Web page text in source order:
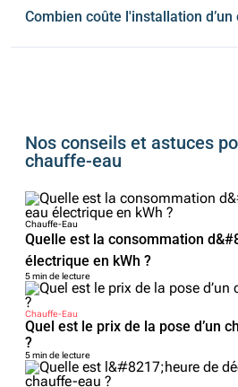
Combien coûte l'installation
Nos conseils et astuces
chauffe-eau
Chauffe-Eau
Quelle est la consommation
électrique en kWh ?
5 min de lecture
Chauffe-Eau
Quel est le prix de la pose d’un
?
5 min de lecture